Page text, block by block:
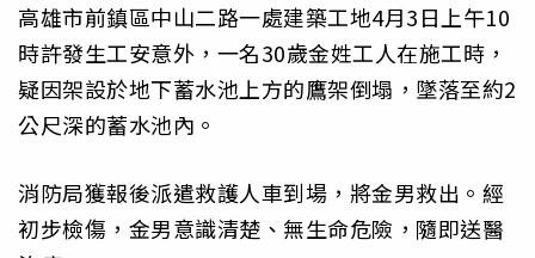
高雄市前鎮區中山二路一處建築工地4月3日上午10
時許發生工安意外，一名30歲金姓工人在施工時，
疑因架設於地下蓄水池上方的鷹架倒塌，墜落至約2
公尺深的蓄水池內。
消防局獲報後派遣救護人車到場，將金男救出。經
初步檢傷，金男意識清楚、無生命危險，隨即送醫